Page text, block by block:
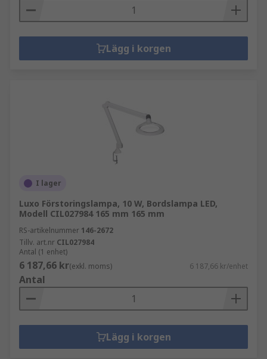
Lägg i korgen
I lager
Luxo Förstoringslampa, 10 W, Bordslampa LED,
Modell CIL027984 165 mm 165 mm
RS-artikelnummer 146-2672
Tillv. art.nr CIL027984
Antal (1 enhet)
6 187,66 kr(exkl. moms) 6 187,66 kr/enhet
Antal
Lägg i korgen